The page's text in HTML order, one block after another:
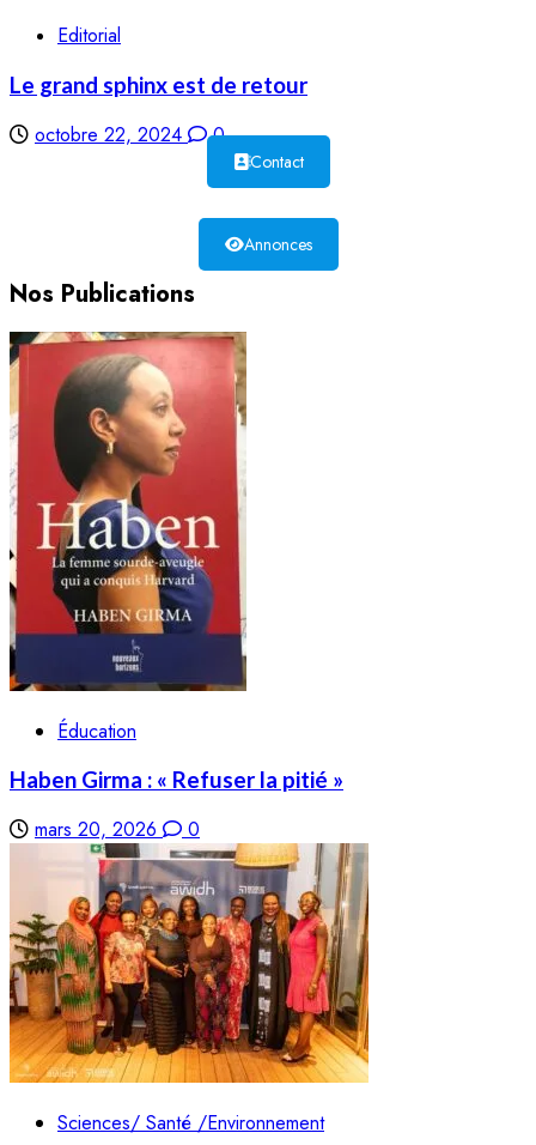
Editorial
Le grand sphinx est de retour
octobre 22, 2024 0
Contact
Annonces
Nos Publications
Éducation
Haben Girma : « Refuser la pitié »
mars 20, 2026 0
Sciences/ Santé /Environnement